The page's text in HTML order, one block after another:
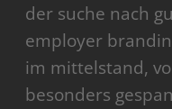
der suche nach
employer
im mittelstand,
besonders